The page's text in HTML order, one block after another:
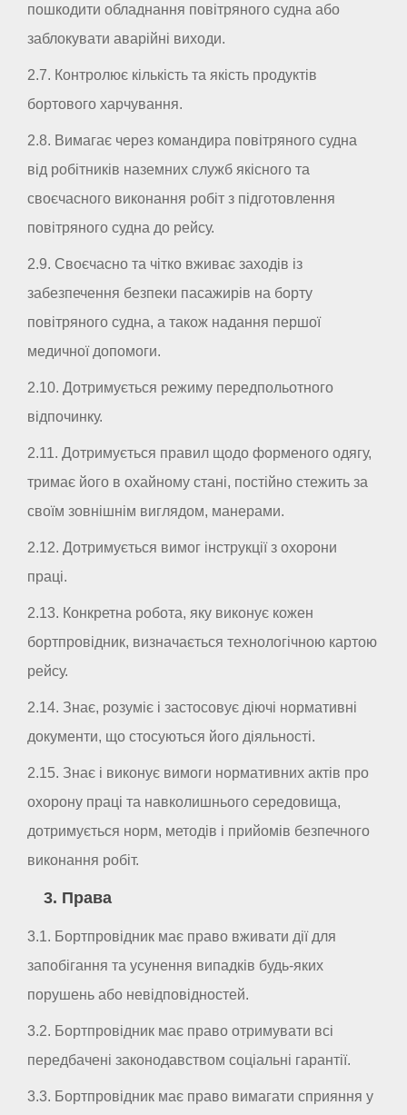
пошкодити обладнання повітряного судна або
заблокувати аварійні виходи.
2.7. Контролює кількість та якість продуктів
бортового харчування.
2.8. Вимагає через командира повітряного судна
від робітників наземних служб якісного та
своєчасного виконання робіт з підготовлення
повітряного судна до рейсу.
2.9. Своєчасно та чітко вживає заходів із
забезпечення безпеки пасажирів на борту
повітряного судна, а також надання першої
медичної допомоги.
2.10. Дотримується режиму передпольотного
відпочинку.
2.11. Дотримується правил щодо форменого одягу,
тримає його в охайному стані, постійно стежить за
своїм зовнішнім виглядом, манерами.
2.12. Дотримується вимог інструкції з охорони
праці.
2.13. Конкретна робота, яку виконує кожен
бортпровідник, визначається технологічною картою
рейсу.
2.14. Знає, розуміє і застосовує діючі нормативні
документи, що стосуються його діяльності.
2.15. Знає і виконує вимоги нормативних актів про
охорону праці та навколишнього середовища,
дотримується норм, методів і прийомів безпечного
виконання робіт.
3. Права
3.1. Бортпровідник має право вживати дії для
запобігання та усунення випадків будь-яких
порушень або невідповідностей.
3.2. Бортпровідник має право отримувати всі
передбачені законодавством соціальні гарантії.
3.3. Бортпровідник має право вимагати сприяння у